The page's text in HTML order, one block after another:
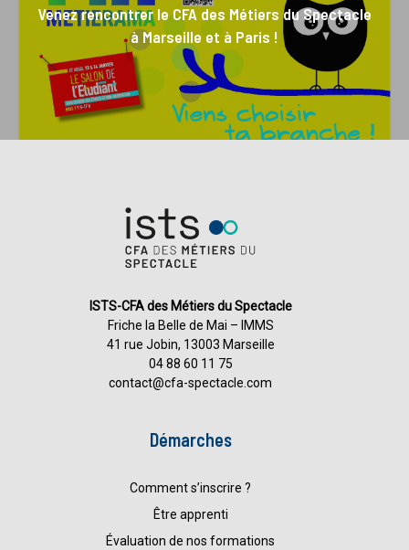
Venez rencontrer le CFA des Métiers du Spectacle
à Marseille et à Paris !
ISTS-CFA des Métiers du Spectacle
Friche la Belle de Mai – IMMS
41 rue Jobin, 13003 Marseille
04 88 60 11 75
contact@cfa-spectacle.com
Démarches
Comment s’inscrire ?
Être apprenti
Évaluation de nos formations